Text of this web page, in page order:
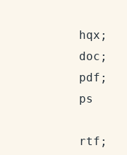
hqx;
doc;
pdf;
ps
rtf;